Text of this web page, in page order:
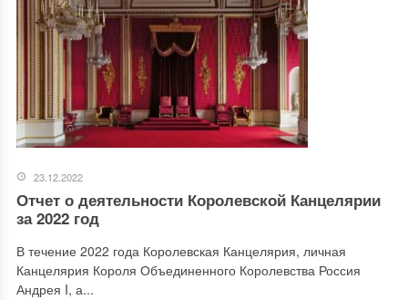
23.12.2022
Отчет о деятельности Королевской Канцелярии
за 2022 год
В течение 2022 года Королевская Канцелярия, личная
Канцелярия Короля Объединенного Королевства Россия
Андрея I, а...